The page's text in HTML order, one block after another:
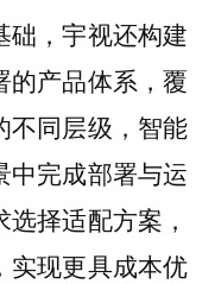
础，宇视还构建
的产品体系，覆
不同层级，智能
中完成部署与运
择适配方案，
实现更具成本优